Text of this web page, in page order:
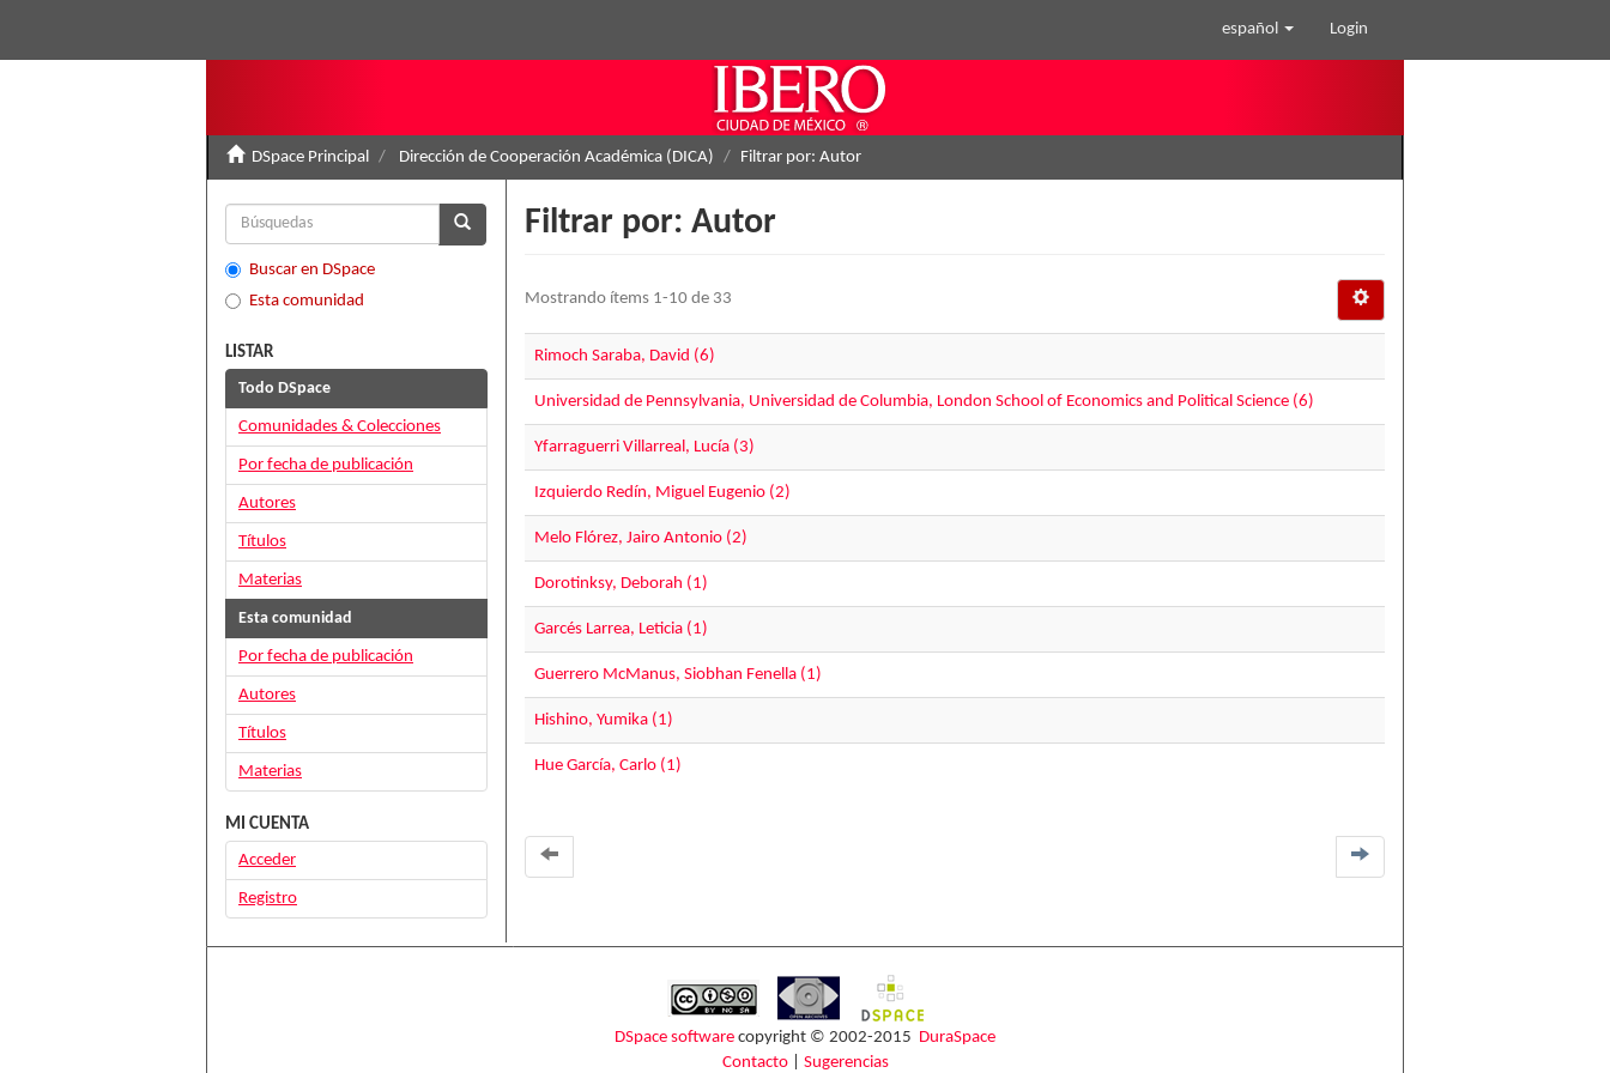
español Login
DSpace Principal Dirección de Cooperación Académica (DICA) Filtrar por: Autor
Filtrar por: Autor
Mostrando ítems 1-10 de 33
Rimoch Saraba, David (6)
Universidad de Pennsylvania, Universidad de Columbia, London School of Economics and Political Science (6)
Yfarraguerri Villarreal, Lucía (3)
Izquierdo Redín, Miguel Eugenio (2)
Melo Flórez, Jairo Antonio (2)
Dorotinksy, Deborah (1)
Garcés Larrea, Leticia (1)
Guerrero McManus, Siobhan Fenella (1)
Hishino, Yumika (1)
Hue García, Carlo (1)
Buscar en DSpace
Esta comunidad
LISTAR
Todo DSpace
Comunidades & Colecciones
Por fecha de publicación
Autores
Títulos
Materias
Esta comunidad
Por fecha de publicación
Autores
Títulos
Materias
MI CUENTA
Acceder
Registro
DSpace software copyright © 2002-2015 DuraSpace
Contacto| Sugerencias